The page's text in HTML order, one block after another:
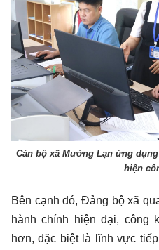
Cán bộ xã Mường Lạn ứng
hiện
Bên cạnh đó, Đảng bộ xã
hành chính hiện đại, công
hơn, đặc biệt là lĩnh vực